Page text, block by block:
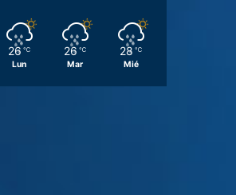
26 ℃
Lun
26 ℃
Mar
28 ℃
Mié